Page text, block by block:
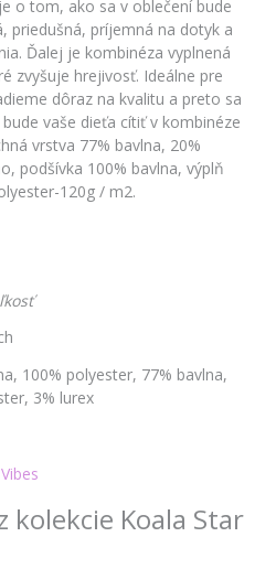
o tom, ako sa v oblečení bude
priedušná, príjemná na dotyk a
Ďalej je kombinéza vyplnená
zvyšuje hrejivosť. Ideálne pre
dôraz na kvalitu a preto sa
vaše dieťa cítiť v kombinéze
vrstva 77% bavlna, 20%
podšívka 100% bavlna, výplň
120g / m2.
100% polyester, 77% bavlna,
3% lurex
kolekcie Koala Star